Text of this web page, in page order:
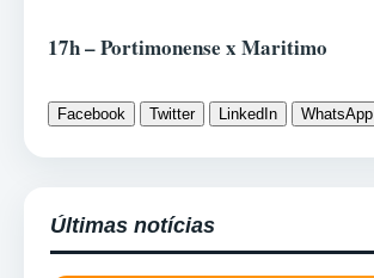
17h – Portimonense x Maritimo
Facebook Twitter LinkedIn WhatsApp
Últimas notícias